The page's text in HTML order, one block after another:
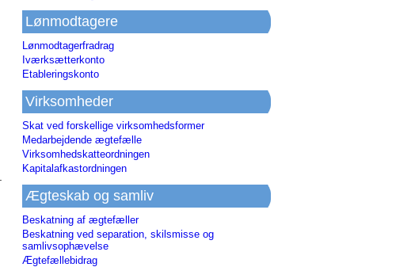
Lønmodtagere
Lønmodtagerfradrag
Iværksætterkonto
Etableringskonto
Virksomheder
Skat ved forskellige virksomhedsformer
Medarbejdende ægtefælle
Virksomhedskatteordningen
Kapitalafkastordningen
Ægteskab og samliv
Beskatning af ægtefæller
Beskatning ved separation, skilsmisse og
samlivsophævelse
Ægtefællebidrag